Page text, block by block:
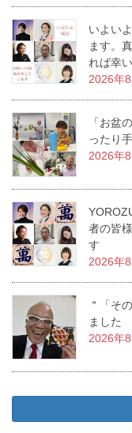
いよい
ます。
れば幸
2026年
「お盆
ったり
2026年
者の皆
す
2026年
＂「そ
ました
2026年